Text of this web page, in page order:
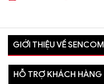
GIỚI THIỆU VỀ SENCOM
HỖ TRỢ KHÁCH HÀNG